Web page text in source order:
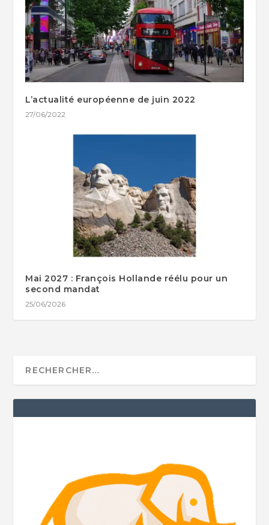
L’actualité européenne de juin 2022
27/06/2022
Mai 2027 : François Hollande réélu pour un
second mandat
25/06/2026